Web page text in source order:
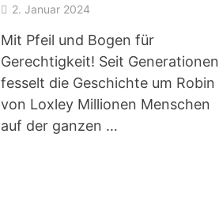
2. Januar 2024
Mit Pfeil und Bogen für
Gerechtigkeit! Seit Generationen
fesselt die Geschichte um Robin
von Loxley Millionen Menschen
auf der ganzen …